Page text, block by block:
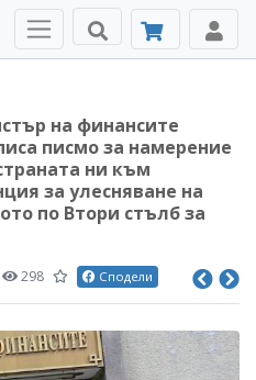
на финансите
писмо за намерение
ни към
за улесняване на
по Втори стълб за
298 Сподели